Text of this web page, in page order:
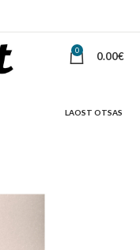
0 0.00€
LAOST OTSAS